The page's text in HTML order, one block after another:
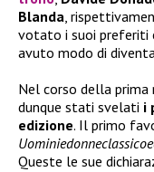
Blanda,
votato i suoi preferiti
avuto modo di
Nel corso della prima
dunque stati svelati i
edizione. Il primo
Queste le sue